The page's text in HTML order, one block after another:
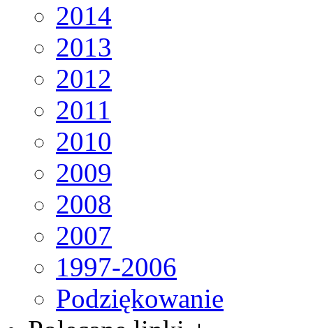
2014
2013
2012
2011
2010
2009
2008
2007
1997-2006
Podziękowanie